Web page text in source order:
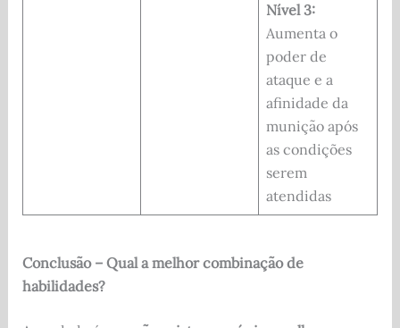
Nível 3:
Aumenta o
poder de
ataque e a
afinidade da
munição após
as condições
serem
atendidas
Conclusão – Qual a melhor combinação de
habilidades?